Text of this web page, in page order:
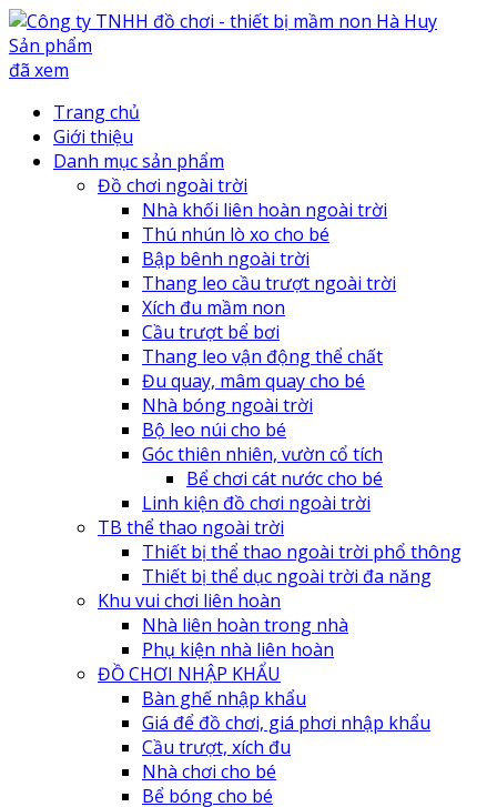
Sản phẩm
đã xem
Trang chủ
Giới thiệu
Danh mục sản phẩm
Đồ chơi ngoài trời
Nhà khối liên hoàn ngoài trời
Thú nhún lò xo cho bé
Bập bênh ngoài trời
Thang leo cầu trượt ngoài trời
Xích đu mầm non
Cầu trượt bể bơi
Thang leo vận động thể chất
Đu quay, mâm quay cho bé
Nhà bóng ngoài trời
Bộ leo núi cho bé
Góc thiên nhiên, vườn cổ tích
Bể chơi cát nước cho bé
Linh kiện đồ chơi ngoài trời
TB thể thao ngoài trời
Thiết bị thể thao ngoài trời phổ thông
Thiết bị thể dục ngoài trời đa năng
Khu vui chơi liên hoàn
Nhà liên hoàn trong nhà
Phụ kiện nhà liên hoàn
ĐỒ CHƠI NHẬP KHẨU
Bàn ghế nhập khẩu
Giá để đồ chơi, giá phơi nhập khẩu
Cầu trượt, xích đu
Nhà chơi cho bé
Bể bóng cho bé